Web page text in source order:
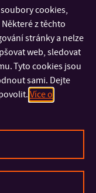
cookies,
z těchto
stránky a nelze
web, sledovat
Tyto cookies jsou
sami. Dejte
Více o